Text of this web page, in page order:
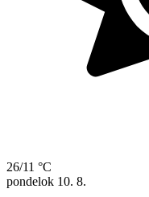
26/11 °C
pondelok 10. 8.